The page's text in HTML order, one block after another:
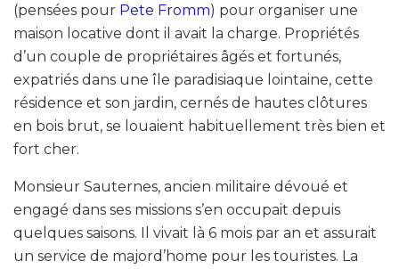
(pensées pour Pete Fromm) pour organiser une
maison locative dont il avait la charge. Propriétés
d’un couple de propriétaires âgés et fortunés,
expatriés dans une île paradisiaque lointaine, cette
résidence et son jardin, cernés de hautes clôtures
en bois brut, se louaient habituellement très bien et
fort cher.
Monsieur Sauternes, ancien militaire dévoué et
engagé dans ses missions s’en occupait depuis
quelques saisons. Il vivait là 6 mois par an et assurait
un service de majord’home pour les touristes. La